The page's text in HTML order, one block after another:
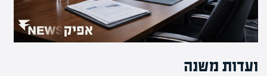
ועדות משנה